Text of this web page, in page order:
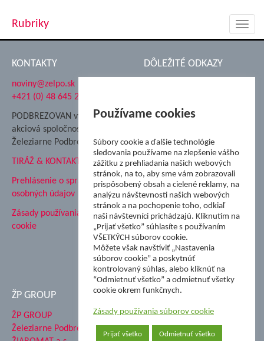
Rubriky
KONTAKTY
noviny@zelpo.sk
+421 (0) 48 645 2711
PODBREZOVAN vydáva
akciová spoločnosť
Železiarne Podbrezová
TIRÁŽ & KONTAKT
Prehlásenie o spracovaní
osobných údajov
Zásady používania súborov
cookie
DÔLEŽITÉ ODKAZY
Nadácia Železiarne
ŽP Informatika s.r.o.
ŠK Železiarne Podbrezová
Tále a.s.
ŽP GROUP
ŽP GROUP
Železiarne Podbrezová a.s.
Používame cookies
Súbory cookie a ďalšie technológie
sledovania používame na zlepšenie vášho
zážitku z prehliadania našich webových
stránok, na to, aby sme vám zobrazovali
prispôsobený obsah a cielené reklamy, na
analýzu návštevnosti našich webových
stránok a na pochopenie toho, odkiaľ
naši návštevníci prichádzajú. Kliknutím na
„Prijať všetko” súhlasíte s používaním
VŠETKÝCH súborov cookie.
Môžete však navštíviť „Nastavenia
súborov cookie” a poskytnúť
kontrolovaný súhlas, alebo kliknúť na
“Odmietnuť všetko” a odmietnuť všetky
cookie okrem funkčnych.
Zásady používania súborov cookie
Prijať všetko Odmietnuť všetko